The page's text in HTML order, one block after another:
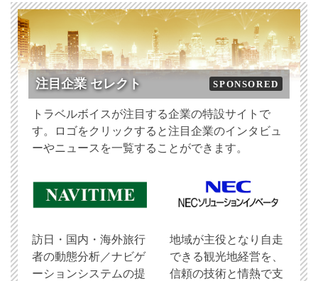
注目企業 セレクト SPONSORED
トラベルボイスが注目する企業の特設サイトで
す。ロゴをクリックすると注目企業のインタビュ
ーやニュースを一覧することができます。
訪日・国内・海外旅行
者の動態分析／ナビゲ
ーションシステムの提
地域が主役となり自走
できる観光地経営を、
信頼の技術と情熱で支